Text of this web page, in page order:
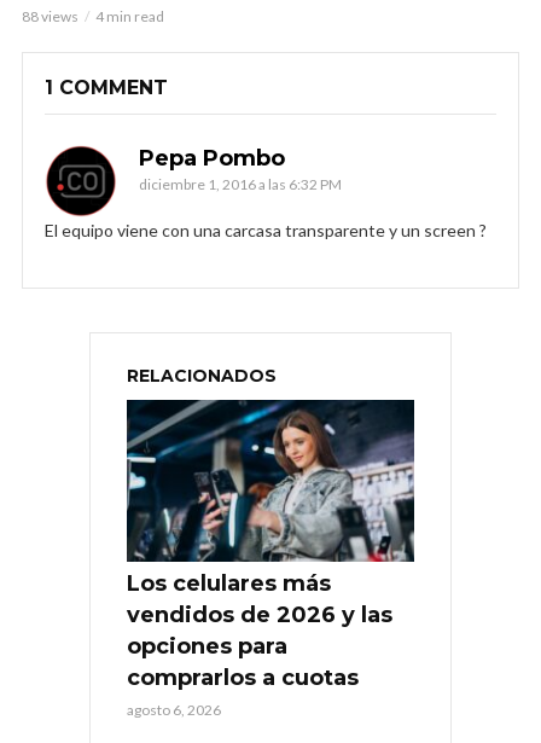
88 views 4 min read
1 COMMENT
Pepa Pombo
diciembre 1, 2016 a las 6:32 PM
El equipo viene con una carcasa transparente y un screen ?
RELACIONADOS
Los celulares más
vendidos de 2026 y las
opciones para
comprarlos a cuotas
agosto 6, 2026